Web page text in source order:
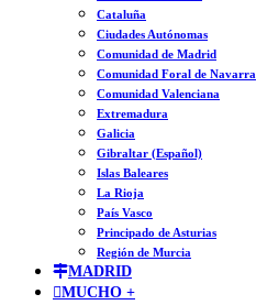
Cataluña
Ciudades Autónomas
Comunidad de Madrid
Comunidad Foral de Navarra
Comunidad Valenciana
Extremadura
Galicia
Gibraltar (Español)
Islas Baleares
La Rioja
País Vasco
Principado de Asturias
Región de Murcia
MADRID
MUCHO +